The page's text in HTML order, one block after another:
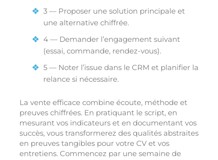
3 — Proposer une solution principale et
une alternative chiffrée.
4 — Demander l’engagement suivant
(essai, commande, rendez-vous).
5 — Noter l’issue dans le CRM et planifier la
relance si nécessaire.
La vente efficace combine écoute, méthode et
preuves chiffrées. En pratiquant le script, en
mesurant vos indicateurs et en documentant vos
succès, vous transformerez des qualités abstraites
en preuves tangibles pour votre CV et vos
entretiens. Commencez par une semaine de